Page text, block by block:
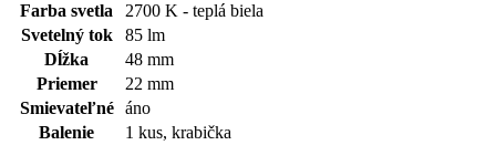
Farba svetla
2700 K - teplá biela
Svetelný tok
85 lm
Dĺžka
48 mm
Priemer
22 mm
Smievateľné
áno
Balenie
1 kus, krabička